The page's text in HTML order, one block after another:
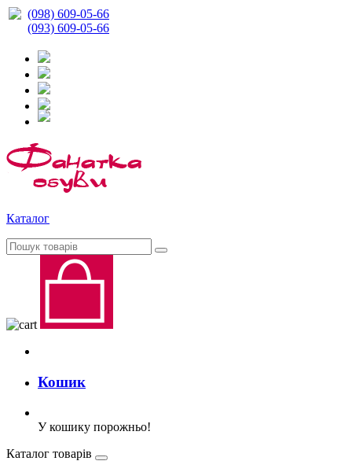
(098) 609-05-66
(093) 609-05-66
Каталог
Кошик
У кошику порожньо!
Каталог товарів